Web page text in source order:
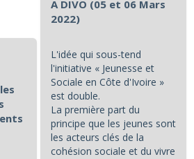
A DIVO (05 et 06 Mars
2022)
L'idée qui sous-tend
l'initiative « Jeunesse et
Sociale en Côte d'Ivoire »
est double.
La première part du
principe que les jeunes sont
les acteurs clés de la
cohésion sociale et du vivre